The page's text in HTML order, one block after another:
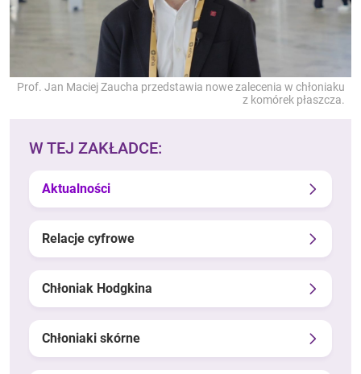
Prof. Jan Maciej Zaucha przedstawia nowe zalecenia w chłoniaku
z komórek płaszcza.
W TEJ ZAKŁADCE:
Aktualności
Relacje cyfrowe
Chłoniak Hodgkina
Chłoniaki skórne